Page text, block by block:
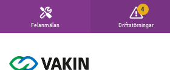
Felanmälan
4
Driftstörningar